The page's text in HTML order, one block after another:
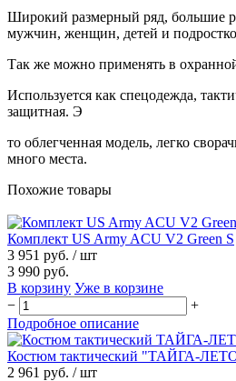
Широкий размерный ряд, большие
мужчин, женщин, детей и
Так же можно применять в
Используется как спецодежда,
защитная. Э
то облегченная модель, легко
много места.
Похожие товары
Комплект US Army ACU V2 Green S
3 951 руб. / шт
3 990 руб.
В корзину Уже в корзине
−
+
Подробное описание
Костюм тактический "ТАЙГА-
2 961 руб. / шт